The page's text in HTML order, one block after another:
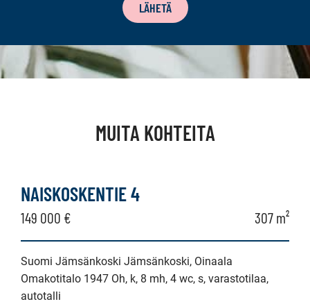
LÄHETÄ
MUITA KOHTEITA
NAISKOSKENTIE 4
149 000 € 307 m²
Suomi Jämsänkoski Jämsänkoski, Oinaala
Omakotitalo 1947 Oh, k, 8 mh, 4 wc, s, varastotilaa,
autotalli